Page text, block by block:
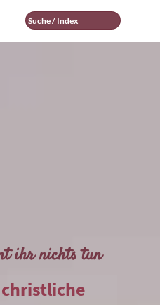
Suche
ihr nichts tun